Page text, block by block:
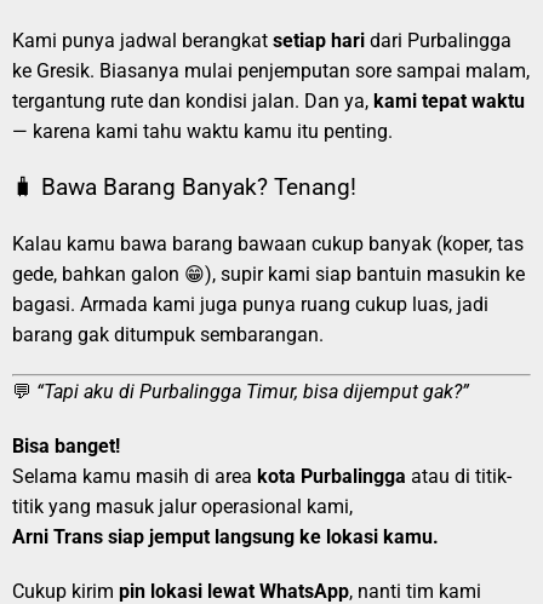
Kami punya jadwal berangkat setiap hari dari Purbalingga
ke Gresik. Biasanya mulai penjemputan sore sampai malam,
tergantung rute dan kondisi jalan. Dan ya, kami tepat waktu
— karena kami tahu waktu kamu itu penting.
🧳 Bawa Barang Banyak? Tenang!
Kalau kamu bawa barang bawaan cukup banyak (koper, tas
gede, bahkan galon 😁), supir kami siap bantuin masukin ke
bagasi. Armada kami juga punya ruang cukup luas, jadi
barang gak ditumpuk sembarangan.
💬 “Tapi aku di Purbalingga Timur, bisa dijemput gak?”
Bisa banget!
Selama kamu masih di area kota Purbalingga atau di titik-
titik yang masuk jalur operasional kami,
Arni Trans siap jemput langsung ke lokasi kamu.
Cukup kirim pin lokasi lewat WhatsApp, nanti tim kami